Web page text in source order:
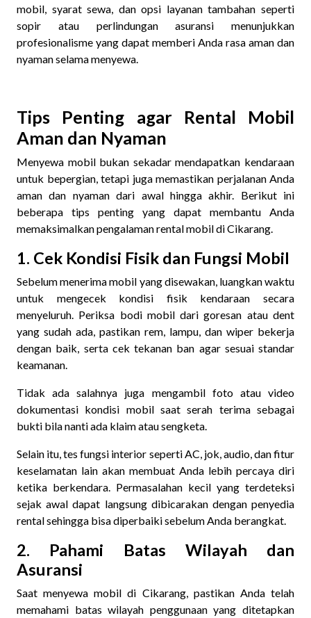
mobil, syarat sewa, dan opsi layanan tambahan seperti
sopir atau perlindungan asuransi menunjukkan
profesionalisme yang dapat memberi Anda rasa aman dan
nyaman selama menyewa.
Tips Penting agar Rental Mobil
Aman dan Nyaman
Menyewa mobil bukan sekadar mendapatkan kendaraan
untuk bepergian, tetapi juga memastikan perjalanan Anda
aman dan nyaman dari awal hingga akhir. Berikut ini
beberapa tips penting yang dapat membantu Anda
memaksimalkan pengalaman rental mobil di Cikarang.
1. Cek Kondisi Fisik dan Fungsi Mobil
Sebelum menerima mobil yang disewakan, luangkan waktu
untuk mengecek kondisi fisik kendaraan secara
menyeluruh. Periksa bodi mobil dari goresan atau dent
yang sudah ada, pastikan rem, lampu, dan wiper bekerja
dengan baik, serta cek tekanan ban agar sesuai standar
keamanan.
Tidak ada salahnya juga mengambil foto atau video
dokumentasi kondisi mobil saat serah terima sebagai
bukti bila nanti ada klaim atau sengketa.
Selain itu, tes fungsi interior seperti AC, jok, audio, dan fitur
keselamatan lain akan membuat Anda lebih percaya diri
ketika berkendara. Permasalahan kecil yang terdeteksi
sejak awal dapat langsung dibicarakan dengan penyedia
rental sehingga bisa diperbaiki sebelum Anda berangkat.
2. Pahami Batas Wilayah dan
Asuransi
Saat menyewa mobil di Cikarang, pastikan Anda telah
memahami batas wilayah penggunaan yang ditetapkan